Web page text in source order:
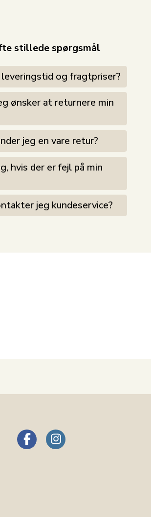
stillede spørgsmål
og fragtpriser?
ønsker at returnere min
jeg en vare retur?
hvis der er fejl på min
jeg kundeservice?